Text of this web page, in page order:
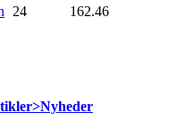
24 162.46